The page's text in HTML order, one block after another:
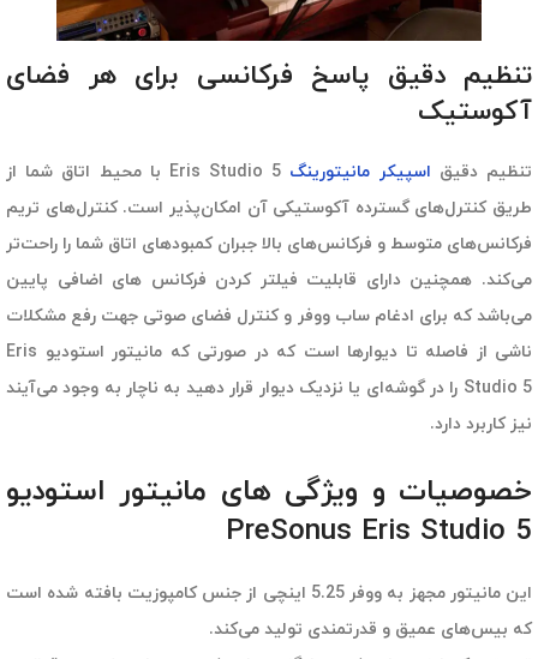
تنظیم دقیق پاسخ فرکانسی برای هر فضای
آکوستیک
تنظیم دقیق اسپیکر مانیتورینگ
Eris Studio 5 با محیط اتاق شما از
طریق کنترل‌های گسترده آکوستیکی آن امکان‌پذیر است. کنترل‌های تریم
فرکانس‌های متوسط و فرکانس‌های بالا جبران کمبودهای اتاق شما را راحت‌تر
می‌کند. همچنین دارای قابلیت فیلتر کردن فرکانس های اضافی پایین
می‌باشد که برای ادغام ساب ووفر و کنترل فضای صوتی جهت رفع مشکلات
ناشی از فاصله تا دیوارها است که در صورتی که مانیتور استودیو Eris
Studio 5 را در گوشه‌ای یا نزدیک دیوار قرار دهید به ناچار به وجود می‌آیند
نیز کاربرد دارد.
خصوصیات و ویژگی های مانیتور استودیو
PreSonus Eris Studio 5
این مانیتور مجهز به ووفر 5.25 اینچی از جنس کامپوزیت بافته شده است
که بیس‌های عمیق و قدرتمندی تولید می‌کند.